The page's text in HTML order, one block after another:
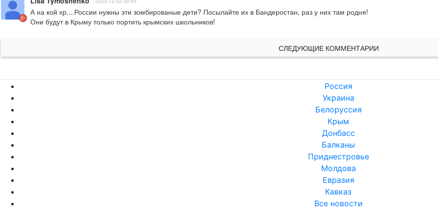
А на кой хр....России нужны эти зомбированые дети? Посылайте их в Бандеростан, раз у них там родня!
Они будут в Крыму только портить крымских школьников!
СЛЕДУЮЩИЕ КОММЕНТАРИИ
Россия
Украина
Белоруссия
Крым
Донбасс
Балканы
Приднестровье
Молдова
Евразия
Кавказ
Все новости